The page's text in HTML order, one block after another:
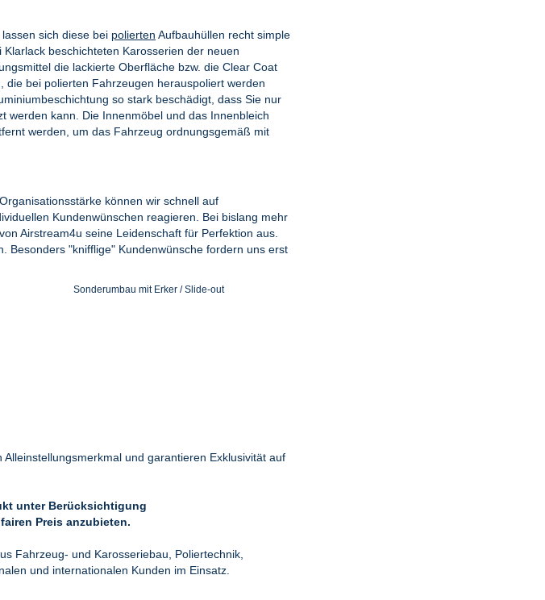
sich diese bei polierten Aufbauhüllen recht simple
beschichteten Karosserien der neuen
die lackierte Oberfläche bzw. die Clear Coat
die bei polierten Fahrzeugen herauspoliert werden
so stark beschädigt, dass Sie nur
werden kann. Die Innenmöbel und das Innenbleich
werden, um das Fahrzeug ordnungsgemäß mit
können wir schnell auf
Kundenwünschen reagieren. Bei bislang mehr
Airstream4u seine Leidenschaft für Perfektion aus.
Besonders "knifflige" Kundenwünsche fordern uns erst
Sonderumbau mit Erker / Slide-out
und garantieren Exklusivität auf
unter Berücksichtigung
Preis anzubieten.
Fahrzeug- und Karosseriebau, Poliertechnik,
und internationalen Kunden im Einsatz.